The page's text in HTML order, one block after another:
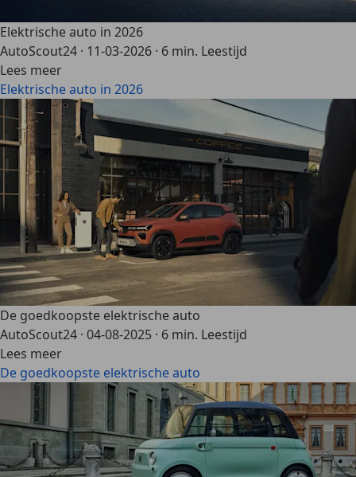
Elektrische auto in 2026
AutoScout24 · 11-03-2026 · 6 min. Leestijd
Lees meer
Elektrische auto in 2026
De goedkoopste elektrische auto
AutoScout24 · 04-08-2025 · 6 min. Leestijd
Lees meer
De goedkoopste elektrische auto